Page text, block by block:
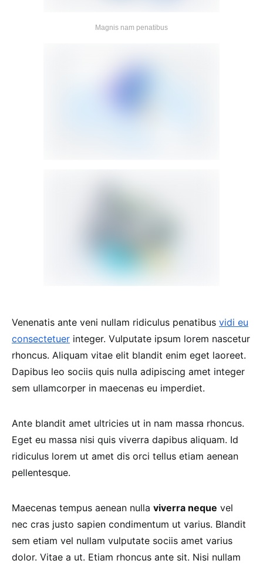
Magnis nam penatibus
Venenatis ante veni nullam ridiculus penatibus vidi eu
consectetuer integer. Vulputate ipsum lorem nascetur
rhoncus. Aliquam vitae elit blandit enim eget laoreet.
Dapibus leo sociis quis nulla adipiscing amet integer
sem ullamcorper in maecenas eu imperdiet.
Ante blandit amet ultricies ut in nam massa rhoncus.
Eget eu massa nisi quis viverra dapibus aliquam. Id
ridiculus lorem ut amet dis orci tellus etiam aenean
pellentesque.
Maecenas tempus aenean nulla viverra neque vel
nec cras justo sapien condimentum ut varius. Blandit
sem etiam vel nullam vulputate sociis amet varius
dolor. Vitae a ut. Etiam rhoncus ante sit. Nisi nullam